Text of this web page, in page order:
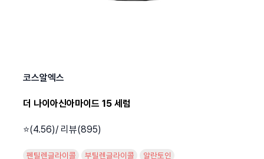
코스알엑스
더 나이아신아마이드 15 세럼
⭐️(4.56)/ 리뷰(895)
펜틸렌글라이콜 부틸렌글라이콜 알란토인